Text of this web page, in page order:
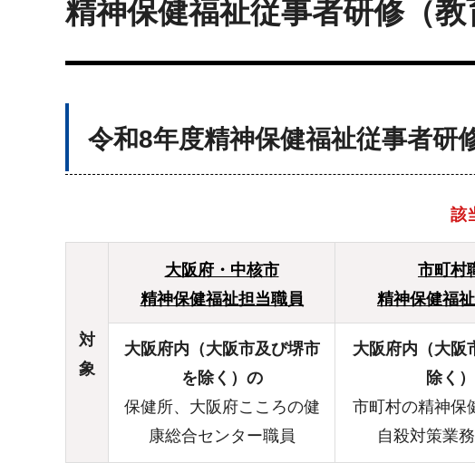
精神保健福祉従事者研修（教
令和8年度精神保健福祉従事者研
該
対
象
大阪府・中核市
精神保健福祉担当職員
市町村
精神保健福
大阪府内（大阪市及び堺市
を除く） の
保健所、大阪府こころの健
康総合センター職員
大阪府内（大阪
除く
市町村の精神保
自殺対策業